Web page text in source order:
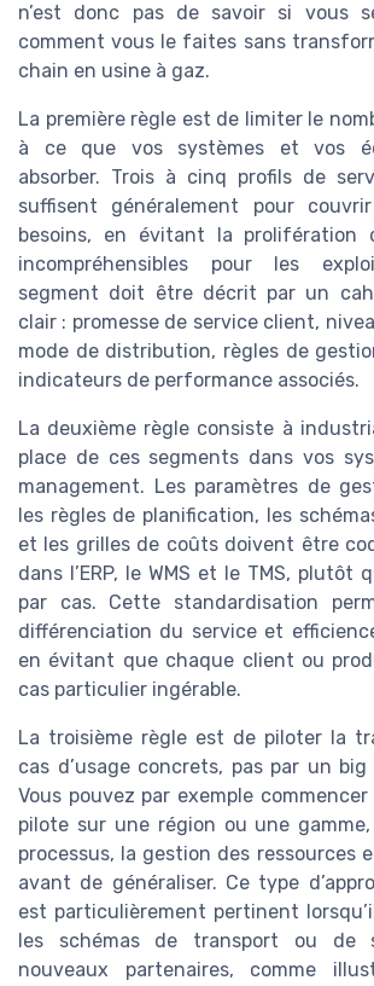
n’est donc pas de savoir si vous
comment vous le faites sans
chain en usine à gaz.
La première règle est de limiter le
à ce que vos systèmes et vos
absorber. Trois à cinq profils de
suffisent généralement pour
besoins, en évitant la prolifération
incompréhensibles pour les
segment doit être décrit par un
clair : promesse de service client,
mode de distribution, règles de
indicateurs de performance associés.
La deuxième règle consiste à
place de ces segments dans vos
management. Les paramètres de
les règles de planification, les
et les grilles de coûts doivent être
dans l’ERP, le WMS et le TMS, plutôt
par cas. Cette standardisation
différenciation du service et
en évitant que chaque client ou
cas particulier ingérable.
La troisième règle est de piloter la
cas d’usage concrets, pas par un
Vous pouvez par exemple
pilote sur une région ou une
processus, la gestion des ressources
avant de généraliser. Ce type
est particulièrement pertinent
les schémas de transport ou de
nouveaux partenaires, comme